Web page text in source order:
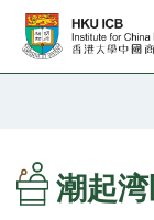
Skip to main content
潮起